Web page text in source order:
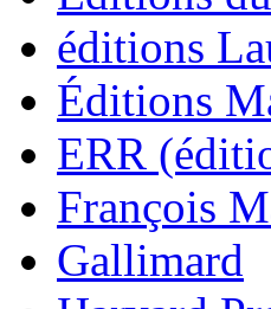
éditions
Éditions
ERR
François
Gallimard